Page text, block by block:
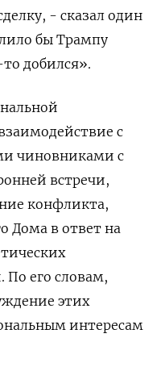
- сказал один
бы Трампу
добился».
с
чиновниками с
встречи,
конфликта,
Дома в ответ на
По его словам,
этих
интересам